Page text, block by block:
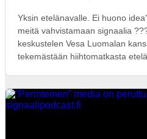
Yksin etelänavalle. Ei huono
meitä vahvistamaan signaalia
keskustelen Vesa Luomalan
tekemästään hiihtomatkasta